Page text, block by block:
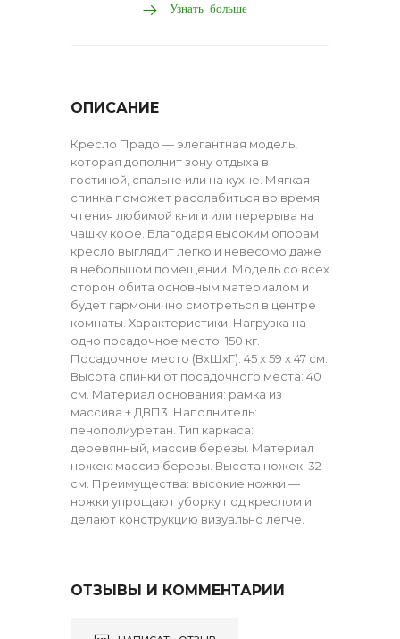
Узнать больше
ОПИСАНИЕ
Кресло Прадо — элегантная модель,
которая дополнит зону отдыха в
гостиной, спальне или на кухне. Мягкая
спинка поможет расслабиться во время
чтения любимой книги или перерыва на
чашку кофе. Благодаря высоким опорам
кресло выглядит легко и невесомо даже
в небольшом помещении. Модель со всех
сторон обита основным материалом и
будет гармонично смотреться в центре
комнаты. Характеристики: Нагрузка на
одно посадочное место: 150 кг.
Посадочное место (ВхШхГ): 45 х 59 х 47 см.
Высота спинки от посадочного места: 40
см. Материал основания: рамка из
массива + ДВП3. Наполнитель:
пенополиуретан. Тип каркаса:
деревянный, массив березы. Материал
ножек: массив березы. Высота ножек: 32
см. Преимущества: высокие ножки —
ножки упрощают уборку под креслом и
делают конструкцию визуально легче.
ОТЗЫВЫ И КОММЕНТАРИИ